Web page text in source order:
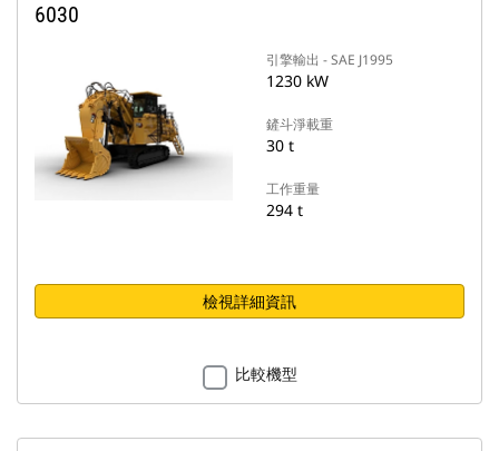
6030
引擎輸出 - SAE J1995
1230 kW
鏟斗淨載重
30 t
工作重量
294 t
檢視詳細資訊
比較機型